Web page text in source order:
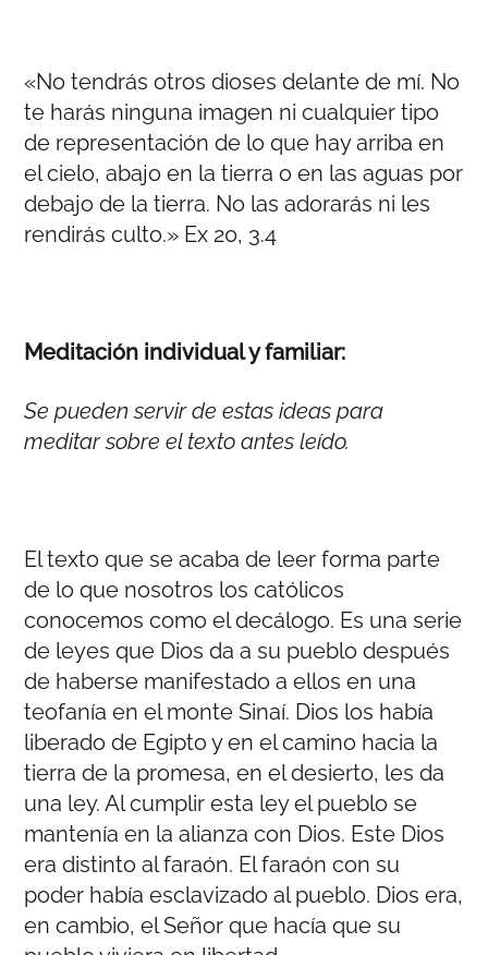
«No tendrás otros dioses delante de mí. No
te harás ninguna imagen ni cualquier tipo
de representación de lo que hay arriba en
el cielo, abajo en la tierra o en las aguas por
debajo de la tierra. No las adorarás ni les
rendirás culto.» Ex 20, 3.4
Meditación individual y familiar:
Se pueden servir de estas ideas para
meditar sobre el texto antes leído.
El texto que se acaba de leer forma parte
de lo que nosotros los católicos
conocemos como el decálogo. Es una serie
de leyes que Dios da a su pueblo después
de haberse manifestado a ellos en una
teofanía en el monte Sinaí. Dios los había
liberado de Egipto y en el camino hacia la
tierra de la promesa, en el desierto, les da
una ley. Al cumplir esta ley el pueblo se
mantenía en la alianza con Dios. Este Dios
era distinto al faraón. El faraón con su
poder había esclavizado al pueblo. Dios era,
en cambio, el Señor que hacía que su